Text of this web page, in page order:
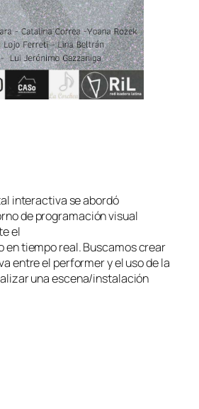
interactiva se abordó
de programación visual
el
en tiempo real. Buscamos crear
entre el performer y el uso de la
una escena/instalación